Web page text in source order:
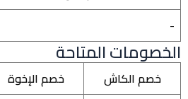
-
الخصومات المتاحة
خصم الكاش خصم الإخوة